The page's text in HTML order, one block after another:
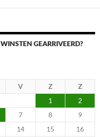
GEARRIVEERD?
V Z
Z
1
2
7 8
9
14 15
16